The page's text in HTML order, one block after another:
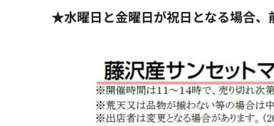
★水曜日と金曜日が祝日となる場合、